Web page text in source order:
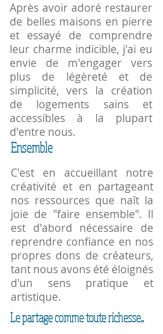
Après avoir adoré restaurer
de belles maisons en pierre
et essayé de comprendre
leur charme indicible, j'ai eu
envie de m'engager vers
plus de légèreté et de
simplicité, vers la création
de logements sains et
accessibles à la plupart
d'entre nous.
Ensemble
C'est en accueillant notre
créativité et en partageant
nos ressources que naît la
joie de "faire ensemble". Il
est d'abord nécessaire de
reprendre confiance en nos
propres dons de créateurs,
tant nous avons été éloignés
d'un sens pratique et
artistique.
Le partage comme toute richesse...